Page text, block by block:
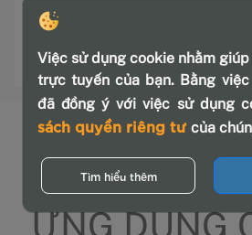
CHÍNH
DỤNG &
ỨNG DỤNG
Việc sử dụng cookie nhằm
trực tuyến của bạn. Bằng việc
đã đồng ý với việc sử dụng
sách quyền riêng tư của
Tìm hiểu thêm